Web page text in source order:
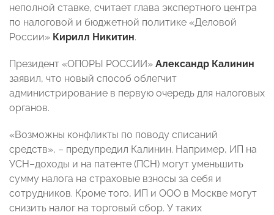
неполной ставке, считает глава экспертного центра
по налоговой и бюджетной политике «Деловой
России» Кирилл Никитин.
Президент «ОПОРЫ РОССИИ» Александр Калинин
заявил, что новый способ облегчит
администрирование в первую очередь для налоговых
органов.
«Возможны конфликты по поводу списаний
средств», – предупредил Калинин. Например, ИП на
УСН–доходы и на патенте (ПСН) могут уменьшить
сумму налога на страховые взносы за себя и
сотрудников. Кроме того, ИП и ООО в Москве могут
снизить налог на торговый сбор. У таких